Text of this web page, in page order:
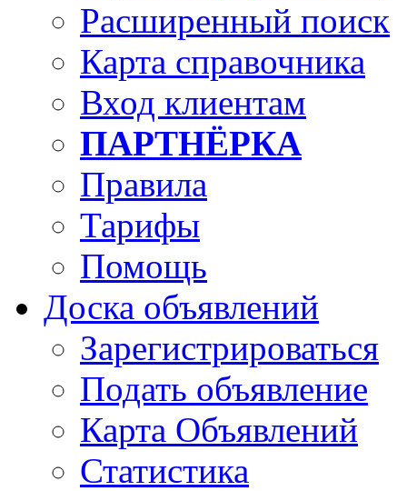
Расширенный поиск
Карта справочника
Вход клиентам
ПАРТНЁРКА
Правила
Тарифы
Помощь
Доска объявлений
Зарегистрироваться
Подать объявление
Карта Объявлений
Статистика